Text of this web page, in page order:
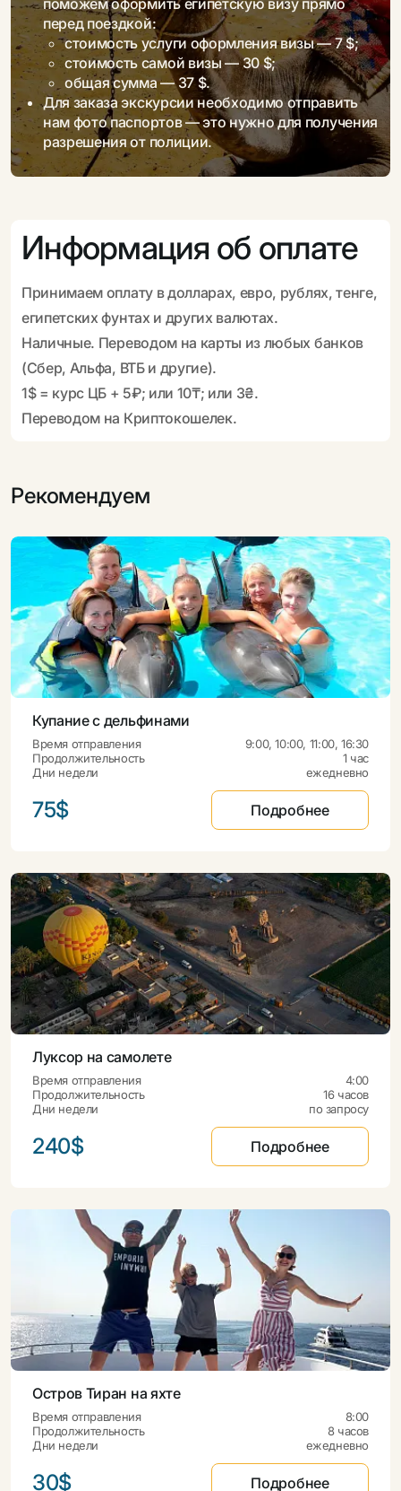
перед поездкой:
стоимость услуги оформления визы — 7 $;
стоимость самой визы — 30 $;
общая сумма — 37 $.
Для заказа экскурсии необходимо отправить
нам фото паспортов — это нужно для получения
разрешения от полиции.
Информация об оплате
Принимаем оплату в долларах, евро, рублях, тенге,
египетских фунтах и других валютах.
Наличные. Переводом на карты из любых банков
(Сбер, Альфа, ВТБ и другие).
1$ = курс ЦБ + 5₽; или 10₸; или 3₴.
Переводом на Криптокошелек.
Рекомендуем
Купание с дельфинами
Время отправления
9:00, 10:00, 11:00, 16:30
Продолжительность
1 час
Дни недели
ежедневно
75$ Подробнее
Луксор на самолете
Время отправления
4:00
Продолжительность
16 часов
Дни недели
по запросу
240$ Подробнее
Остров Тиран на яхте
Время отправления
8:00
Продолжительность
8 часов
Дни недели
ежедневно
30$ Подробнее